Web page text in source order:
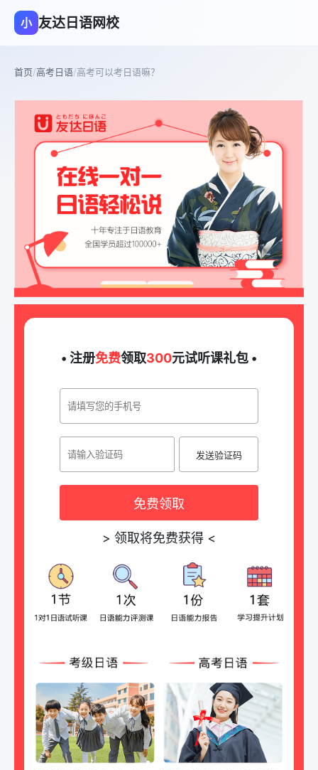
小 友达日语网校
首页/高考日语/高考可以考日语嘛？
• 注册免费领取300元试听课礼包 •
发送验证码
免费领取
> 领取将免费获得 <